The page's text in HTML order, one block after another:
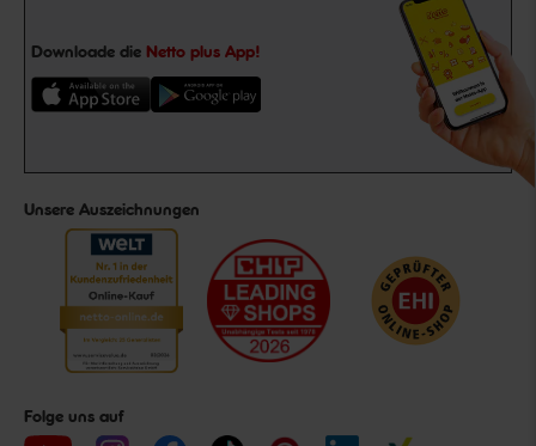
Downloade die Netto plus App!
Unsere Auszeichnungen
Folge uns auf